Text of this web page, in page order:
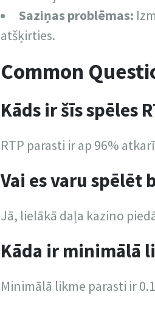
Saziņas problēmas:
atšķirties.
Common
Kāds ir šīs spēles
RTP parasti ir ap 96%
Vai es varu spēlēt
Jā, lielākā daļa kazino
Kāda ir minimālā
Minimālā likme parasti ir